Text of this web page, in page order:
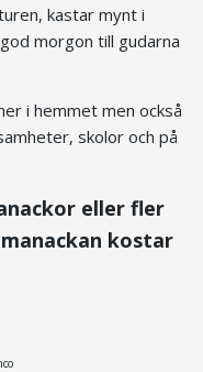
kastar mynt i
morgon till gudarna
i hemmet men också
skolor och på
eller fler
kostar